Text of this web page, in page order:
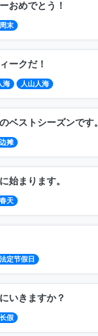
おめでとう！
周末
ークだ！
海 人山人海
ベストシーズンです。
摊
始まります。
春天
法定节假日
いきますか？
假